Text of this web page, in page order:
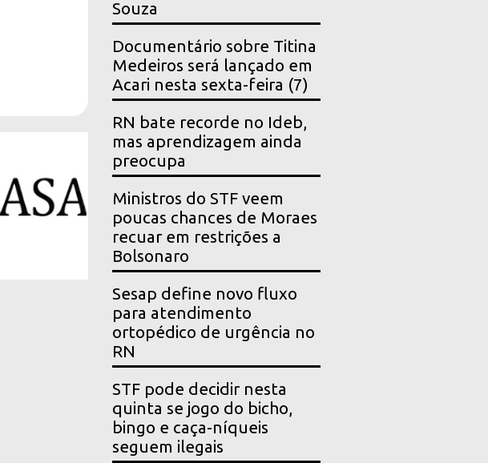
Souza
Documentário sobre Titina
Medeiros será lançado em
Acari nesta sexta-feira (7)
RN bate recorde no Ideb,
mas aprendizagem ainda
preocupa
Ministros do STF veem
poucas chances de Moraes
recuar em restrições a
Bolsonaro
Sesap define novo fluxo
para atendimento
ortopédico de urgência no
RN
STF pode decidir nesta
quinta se jogo do bicho,
bingo e caça-níqueis
seguem ilegais